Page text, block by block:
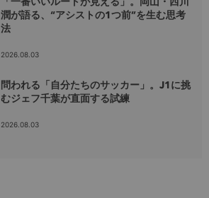
潤が語る、“アシストの1つ前”を生む思考
法
2026.08.03
問われる「自分たちのサッカー」。J1に挑
むジェフ千葉が直面する試練
2026.08.03